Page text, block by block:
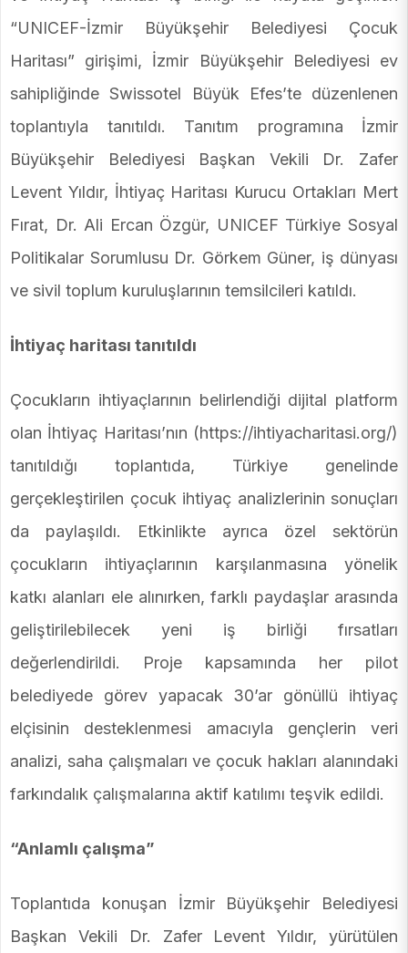
“UNICEF-İzmir Büyükşehir Belediyesi Çocuk
Haritası” girişimi, İzmir Büyükşehir Belediyesi ev
sahipliğinde Swissotel Büyük Efes’te düzenlenen
toplantıyla tanıtıldı. Tanıtım programına İzmir
Büyükşehir Belediyesi Başkan Vekili Dr. Zafer
Levent Yıldır, İhtiyaç Haritası Kurucu Ortakları Mert
Fırat, Dr. Ali Ercan Özgür, UNICEF Türkiye Sosyal
Politikalar Sorumlusu Dr. Görkem Güner, iş dünyası
ve sivil toplum kuruluşlarının temsilcileri katıldı.
İhtiyaç haritası tanıtıldı
Çocukların ihtiyaçlarının belirlendiği dijital platform
olan İhtiyaç Haritası’nın (https://ihtiyacharitasi.org/)
tanıtıldığı toplantıda, Türkiye genelinde
gerçekleştirilen çocuk ihtiyaç analizlerinin sonuçları
da paylaşıldı. Etkinlikte ayrıca özel sektörün
çocukların ihtiyaçlarının karşılanmasına yönelik
katkı alanları ele alınırken, farklı paydaşlar arasında
geliştirilebilecek yeni iş birliği fırsatları
değerlendirildi. Proje kapsamında her pilot
belediyede görev yapacak 30’ar gönüllü ihtiyaç
elçisinin desteklenmesi amacıyla gençlerin veri
analizi, saha çalışmaları ve çocuk hakları alanındaki
farkındalık çalışmalarına aktif katılımı teşvik edildi.
“Anlamlı çalışma”
Toplantıda konuşan İzmir Büyükşehir Belediyesi
Başkan Vekili Dr. Zafer Levent Yıldır, yürütülen